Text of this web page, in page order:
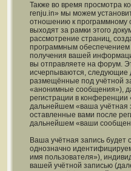
Также во время просмотра
renju.in» мы можем
отношению к программному
выходят за рамки этого
рассмотрение страниц,
программным
получения вашей
вы отправляете на форум.
исчерпываются,
размещённые под учётной
«анонимные сообщения»),
регистрации в
дальнейшем «ваша учётная
оставленные вами после
дальнейшем «ваши
Ваша учётная запись будет
однозначно
имя пользователя»),
вашей учётной записью